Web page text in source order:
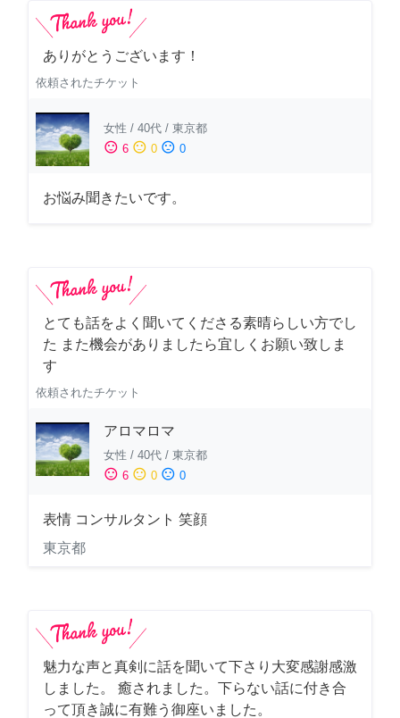
ありがとうございます！
依頼されたチケット
女性 / 40代 / 東京都
sentiment_satisfied 6 sentiment_neutral 0 sentiment_dissatisfied 0
お悩み聞きたいです。
とても話をよく聞いてくださる素晴らしい方でし
た また機会がありましたら宜しくお願い致しま
す
依頼されたチケット
アロマロマ
女性 / 40代 / 東京都
sentiment_satisfied 6 sentiment_neutral 0 sentiment_dissatisfied 0
表情 コンサルタント 笑顔
東京都
魅力な声と真剣に話を聞いて下さり大変感謝感激
しました。 癒されました。下らない話に付き合
って頂き誠に有難う御座いました。